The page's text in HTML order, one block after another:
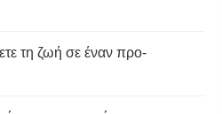
τη ζωή σε έναν προ-